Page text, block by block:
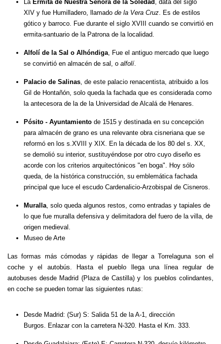
La Ermita de Nuestra Señora de la Soledad , data del siglo
XIV y fue Humilladero, llamado de la Vera Cruz. Es de estilos
gótico y barroco. Fue durante el siglo XVIII cuando se convirtió en
ermita-santuario de la Patrona de la localidad.
Alfolí de la Sal o Alhóndiga, Fue el antiguo mercado que luego
se convirtió en almacén de sal, o alfolí.
Palacio de Salinas, de este palacio renacentista, atribuido a los
Gil de Hontañón, solo queda la fachada que es considerada como
la antecesora de la de la Universidad de Alcalá de Henares.
Pósito - Ayuntamientode 1515 y destinada en su concepción
para almacén de grano es una relevante obra cisneriana que se
reformó en los s.XVIII y XIX. En la década de los 80 del s. XX,
se demolió su interior, sustituyéndose por otro cuyo diseño es
acorde con los criterios arquitectónicos "en boga". Hoy sólo
queda, de la histórica construcción, su emblemática fachada
principal que luce el escudo Cardenalicio-Arzobispal de Cisneros.
Muralla, solo queda algunos restos, como entradas y tapiales de
lo que fue muralla defensiva y delimitadora del fuero de la villa, de
origen medieval.
Museo de Arte
Las formas más cómodas y rápidas de llegar a Torrelaguna son el
coche y el autobús. Hasta el pueblo llega una línea regular de
autobuses desde Madrid (Plaza de Castilla) y los pueblos colindantes,
en coche se pueden tomar las siguientes rutas:
Desde Madrid: (Sur) S: Salida 51 de la A-1, dirección
Burgos. Enlazar con la carretera N-320. Hasta el Km. 333.